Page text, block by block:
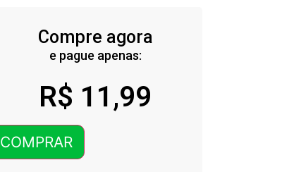
Compre agora
e pague apenas:
R$ 11,99
COMPRAR